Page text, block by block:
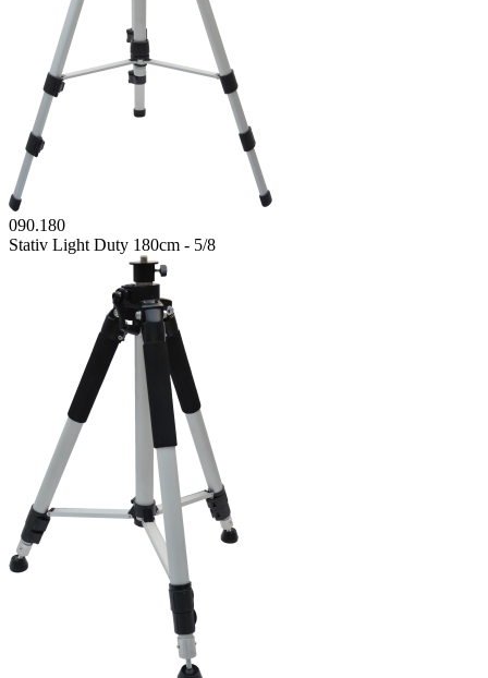
090.180
Stativ Light Duty 180cm - 5/8